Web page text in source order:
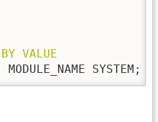
BY VALUE
MODULE_NAME SYSTEM;